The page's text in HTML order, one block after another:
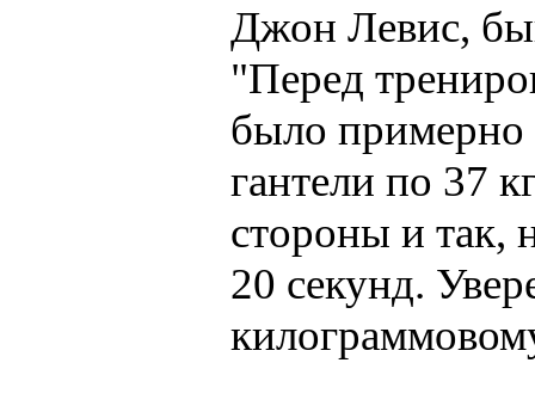
Джон Левис,
"Перед
было примерно
гантели по 37
стороны и так,
20 секунд.